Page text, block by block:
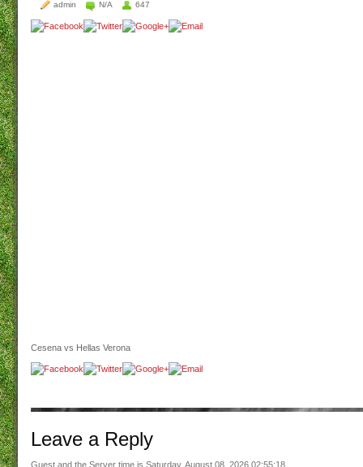
admin N/A 647
Cesena vs Hellas Verona
Leave a Reply
Guest and the Server time is Saturday, August 08, 2026 02:55:18